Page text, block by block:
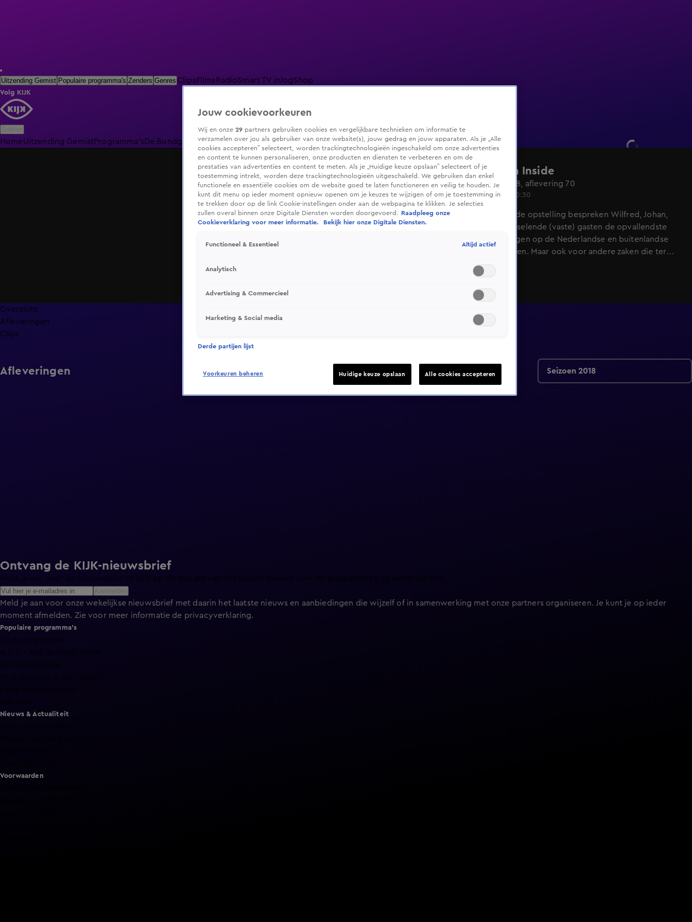
Uitzending Gemist Populaire programma's Zenders Genres ClipsFilms RadioSmart TV inlogShop
Volg KIJK
HomeUitzending GemistProgramma's De BondgenotenDe OranjezomerLivestreamsShop
Veronica Inside
Seizoen 2018, aflevering 70
3 mei 2019, 20:30
In de bekende opstelling bespreken Wilfred, Johan,
René en wisselende (vaste) gasten de opvallendste
ontwikkelingen op de Nederlandse en buitenlandse
voetbalvelden. Maar ook voor andere zaken die ter
sprake komen mag de kijker een uitgesproken analyse
verwachten, met hier en daar een knipoog en altijd
met een sausje van voetbalhumor overgoten.
Overzicht
Afleveringen
Clips
Afleveringen Seizoen 2018
Ontvang de KIJK-nieuwsbrief
Meld je aan voor de nieuwsbrief en blijf op de hoogte van het laatste nieuws over de programma’s en series op KIJK.
Meld je aan voor onze wekelijkse nieuwsbrief met daarin het laatste nieuws en aanbiedingen die wijzelf of in samenwerking met onze partners organiseren. Je kunt je op ieder
moment afmelden. Zie voor meer informatie de privacyverklaring.
Populaire programma's
Nieuws & Actualiteit
Voorwaarden
Jouw cookievoorkeuren
Wij en onze 29 partners gebruiken cookies en vergelijkbare technieken om informatie te
verzamelen over jou als gebruiker van onze website(s), jouw gedrag en jouw apparaten. Als je „Alle
cookies accepteren” selecteert, worden trackingtechnologieën ingeschakeld om onze advertenties
en content te kunnen personaliseren, onze producten en diensten te verbeteren en om de
prestaties van advertenties en content te meten. Als je „Huidige keuze opslaan” selecteert of je
toestemming intrekt, worden deze trackingtechnologieën uitgeschakeld. We gebruiken dan enkel
functionele en essentiële cookies om de website goed te laten functioneren en veilig te houden. Je
kunt dit menu op ieder moment opnieuw openen om je keuzes te wijzigen of om je toestemming in
te trekken door op de link Cookie-instellingen onder aan de webpagina te klikken. Je selecties
zullen overal binnen onze Digitale Diensten worden doorgevoerd.
Raadpleeg onze
Cookieverklaring voor meer informatie.
Bekijk hier onze Digitale Diensten.
Functioneel & Essentieel Altijd actief
Analytisch
Advertising & Commercieel
Marketing & Social media
Derde partijen lijst
Voorkeuren beheren Huidige keuze opslaan Alle cookies accepteren